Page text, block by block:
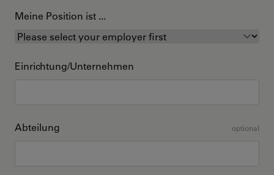
Meine Position ist ...
Einrichtung/Unternehmen
Abteilung optional